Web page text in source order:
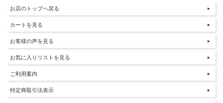
お店のトップへ戻る
カートを見る
お客様の声を見る
お気に入りリストを見る
ご利用案内
特定商取引法表示